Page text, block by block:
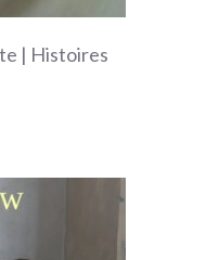
| Histoires